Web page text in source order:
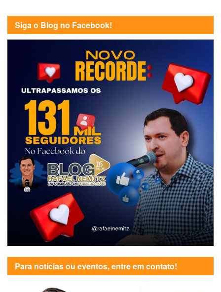
Siga o Blog no Facebook!
Para notícias ou eventos, entre em contato!